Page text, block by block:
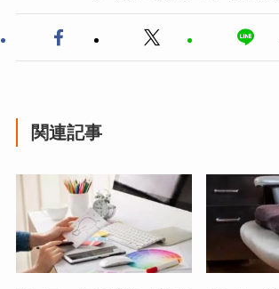
関連記事